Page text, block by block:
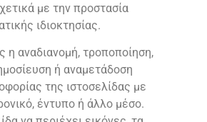
με την προστασία
ιδιοκτησίας.
η αναδιανομή, τροποποίηση,
ή αναμετάδοση
της ιστοσελίδας με
έντυπο ή άλλο μέσο.